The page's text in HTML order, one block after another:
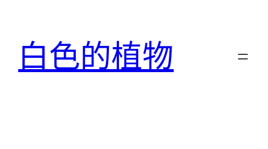
白色的植物